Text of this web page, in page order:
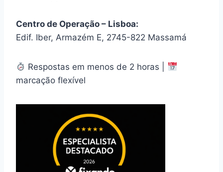
Centro de Operação – Lisboa:
Edif. Iber, Armazém E, 2745-822 Massamá
Respostas em menos de 2 horas |
marcação flexível